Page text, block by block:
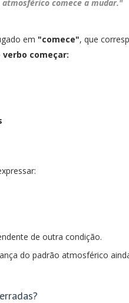
atmosférico comece a mudar."
em "comece", que
começar:
de outra condição.
do padrão atmosférico